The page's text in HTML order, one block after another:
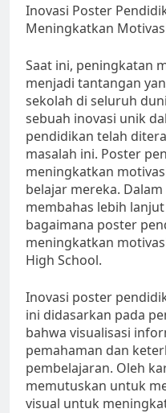
Inovasi Poster
Meningkatkan
Saat ini, peningkatan
menjadi tantangan
sekolah di seluruh
sebuah inovasi unik
pendidikan telah
masalah ini. Poster
meningkatkan
belajar mereka.
membahas lebih
bagaimana poster
meningkatkan
High School.
Inovasi poster
ini didasarkan pada
bahwa visualisasi
pemahaman dan
pembelajaran. Oleh
memutuskan untuk
visual untuk